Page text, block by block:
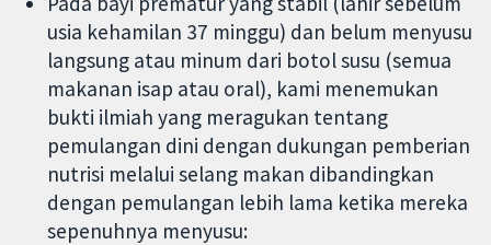
usia kehamilan 37 minggu) dan belum menyusu
langsung atau minum dari botol susu (semua
makanan isap atau oral), kami menemukan
bukti ilmiah yang meragukan tentang
pemulangan dini dengan dukungan pemberian
nutrisi melalui selang makan dibandingkan
dengan pemulangan lebih lama ketika mereka
sepenuhnya menyusu: